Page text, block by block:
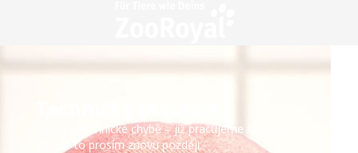
Došlo k technické chybě – již pracujeme na opravě.
Zkuste to prosím znovu později.